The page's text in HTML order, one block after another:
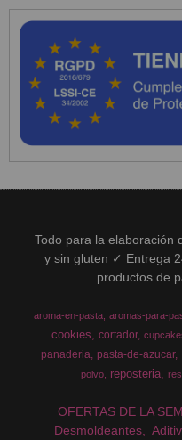
Todo para la elaboración
y sin gluten ✓ Entrega
productos de
aroma-en-pasta aromas-para-
cookies cortador
panaderia pasta-de-azucar
polvo
reposteria
OFERTAS DE LA
Desmoldeantes